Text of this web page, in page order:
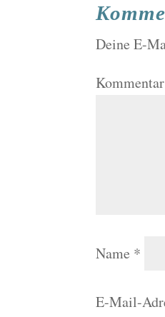
Deine E-
Kommentar
Name *
E-Mail-